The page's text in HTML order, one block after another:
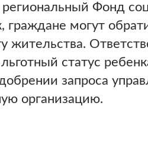
Фонд
граждане могут
жительства.
статус
запроса
организацию.